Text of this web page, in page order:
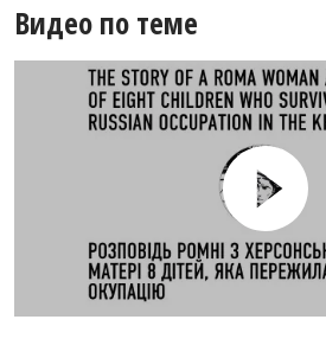
Видео по теме